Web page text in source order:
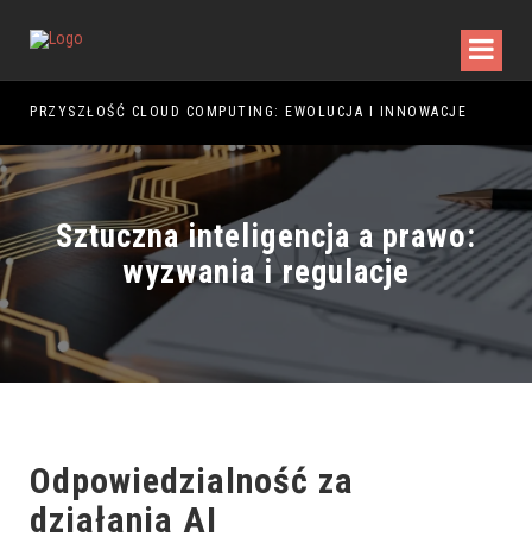
PRZYSZŁOŚĆ CLOUD COMPUTING: EWOLUCJA I INNOWACJE
Sztuczna inteligencja a prawo:
wyzwania i regulacje
Odpowiedzialność za
działania AI